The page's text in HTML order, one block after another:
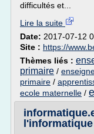
difficultés et...
Lire la suite
Date: 2017-07-12
Site : https://
Thèmes liés :
primaire /
primaire /
ecole maternelle /